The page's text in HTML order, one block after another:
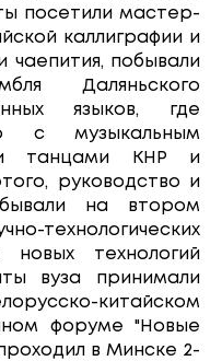
посетили мастер-
каллиграфии и
побывали
Даляньского
языков, где
с музыкальным
танцами КНР и
руководство и
на втором
технологических
технологий
вуза принимали
китайском
форуме "Новые
в Минске 2-